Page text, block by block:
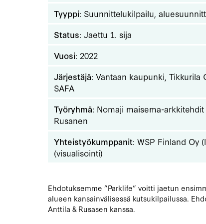
Tyyppi: Suunnittelukilpailu,
Status: Jaettu 1. sija
Vuosi: 2022
Järjestäjä: Vantaan kaupunki,
SAFA
Työryhmä: Nomaji maisema-
Rusanen
Yhteistyökumppanit: WSP Finland Oy
(visualisointi)
Ehdotuksemme ”Parklife” voitti jaetun
alueen kansainvälisessä kutsukilpailussa.
Anttila & Rusasen kanssa.